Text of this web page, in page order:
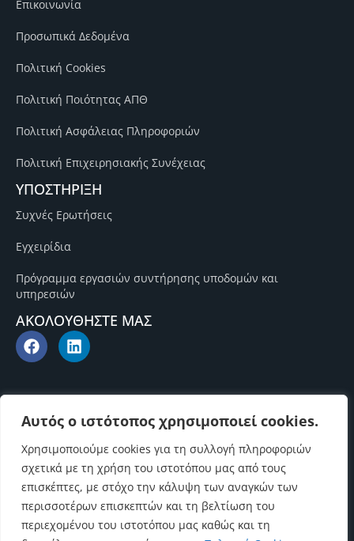
Αυτός ο ιστότοπος χρησιμοποιεί cookies.
Χρησιμοποιούμε cookies για τη συλλογή πληροφοριών
σχετικά με τη χρήση του ιστοτόπου μας από τους
επισκέπτες, με στόχο την κάλυψη των αναγκών των
περισσοτέρων επισκεπτών και τη βελτίωση του
περιεχομένου του ιστοτόπου μας καθώς και τη
Επικοινωνία
Προσωπικά Δεδομένα
Πολιτική Cookies
Πολιτική Ποιότητας ΑΠΘ
Πολιτική Ασφάλειας Πληροφοριών
Πολιτική Επιχειρησιακής Συνέχειας
ΥΠΟΣΤΗΡΙΞΗ
Συχνές Ερωτήσεις
Εγχειρίδια
Πρόγραμμα εργασιών συντήρησης υποδομών και
υπηρεσιών
ΑΚΟΛΟΥΘΗΣΤΕ ΜΑΣ